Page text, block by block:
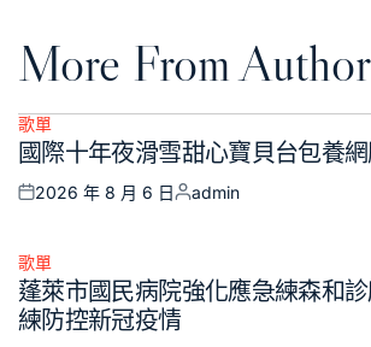
More From Author
Posted
in
歌單
國際十年夜滑雪甜心寶貝台包養
Posted
2026 年 8 月 6 日
Posted
admin
Posted
in
歌單
蓬萊市國民病院強化應急練森和
練防控新冠疫情